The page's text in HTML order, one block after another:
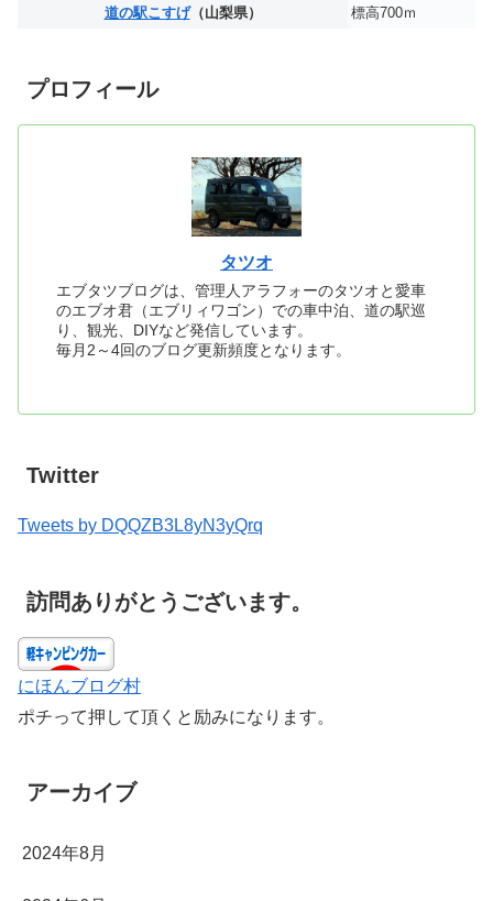
道の駅こすげ（山梨県） 標高700ｍ
プロフィール
タツオ
エブタツブログは、管理人アラフォーのタツオと愛車
のエブオ君（エブリィワゴン）での車中泊、道の駅巡
り、観光、DIYなど発信しています。
毎月2～4回のブログ更新頻度となります。
Twitter
Tweets by DQQZB3L8yN3yQrq
訪問ありがとうございます。
にほんブログ村
ポチって押して頂くと励みになります。
アーカイブ
2024年8月